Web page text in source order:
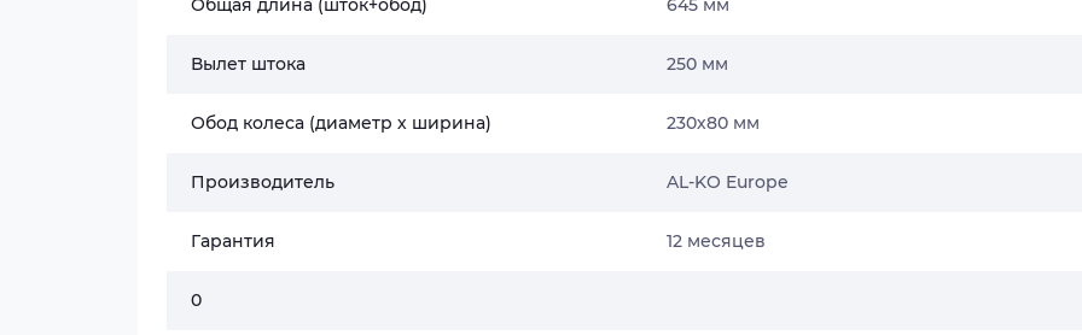
Вылет штока 250 мм
Обод колеса (диаметр х ширина) 230х80 мм
Производитель AL-KO Europe
Гарантия 12 месяцев
0